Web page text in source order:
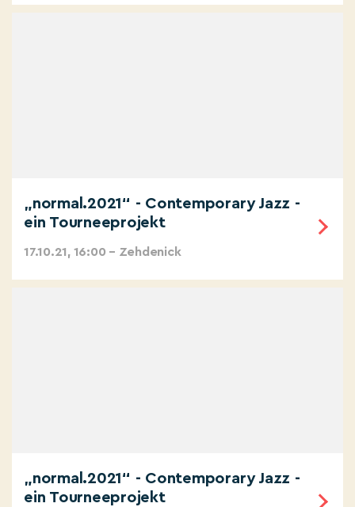
„normal.2021“ - Contemporary Jazz -
ein Tourneeprojekt
17.10.21, 16:00 – Zehdenick
„normal.2021“ - Contemporary Jazz -
ein Tourneeprojekt